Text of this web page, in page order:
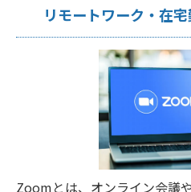
リモートワーク・在
Zoomとは、オンライン会議